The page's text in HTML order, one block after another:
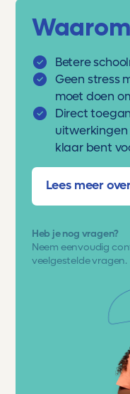
Betere
Geen stress
moet doen
Direct
klaar bent
Lees meer
Heb je nog vragen?
Neem eenvoudig
veelgestelde vragen.